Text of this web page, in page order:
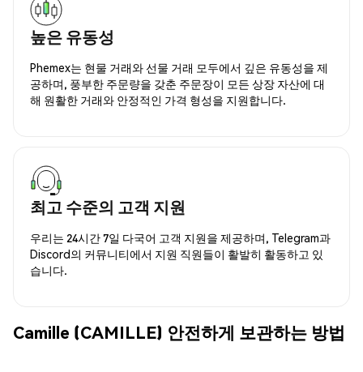
높은 유동성
Phemex는 현물 거래와 선물 거래 모두에서 깊은 유동성을 제
공하며, 풍부한 주문량을 갖춘 주문장이 모든 상장 자산에 대
해 원활한 거래와 안정적인 가격 형성을 지원합니다.
최고 수준의 고객 지원
우리는 24시간 7일 다국어 고객 지원을 제공하며, Telegram과
Discord의 커뮤니티에서 지원 직원들이 활발히 활동하고 있
습니다.
Camille (CAMILLE) 안전하게 보관하는 방법